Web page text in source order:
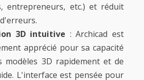
entrepreneurs, etc.) et réduit
3D intuitive : Archicad est
apprécié pour sa capacité
modèles 3D rapidement et de
L'interface est pensée pour